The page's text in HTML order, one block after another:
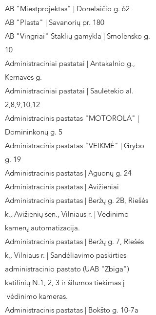
AB "Miestprojektas" | Donelaičio g. 62
AB "Plasta" | Savanorių pr. 180
AB "Vingriai" Staklių gamykla | Smolensko g.
10
Administraciniai pastatai | Antakalnio g.,
Kernavės g.
Administraciniai pastatai | Saulėtekio al.
2,8,9,10,12
Administracinis pastatas "MOTOROLA" |
Domininkonų g. 5
Administracinis pastatas "VEIKMĖ" | Grybo
g. 19
Administracinis pastatas | Aguonų g. 24
Administracinis pastatas | Avižieniai
Administracinis pastatas | Beržų g. 2B, Riešės
k., Avižienių sen., Vilniaus r. | Vėdinimo
kamerų automatizacija.
Administracinis pastatas | Beržų g. 7, Riešės
k., Vilniaus r. | Sandėliavimo paskirties
administracinio pastato (UAB "Zbiga")
katilinių N.1, 2, 3 ir šilumos tiekimas į
vėdinimo kameras.
Administracinis pastatas | Bokšto g. 10-7a